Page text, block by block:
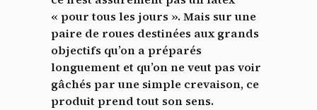
« pour tous les jours ». Mais sur une
paire de roues destinées aux grands
objectifs qu’on a préparés
longuement et qu’on ne veut pas voir
gâchés par une simple crevaison, ce
produit prend tout son sens.